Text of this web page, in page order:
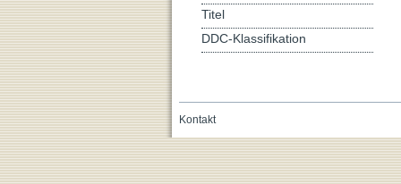
Titel
DDC-Klassifikation
Kontakt